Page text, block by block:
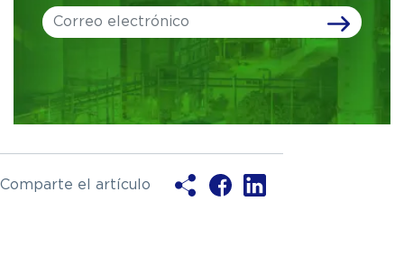
Leave
this
Comparte el artículo